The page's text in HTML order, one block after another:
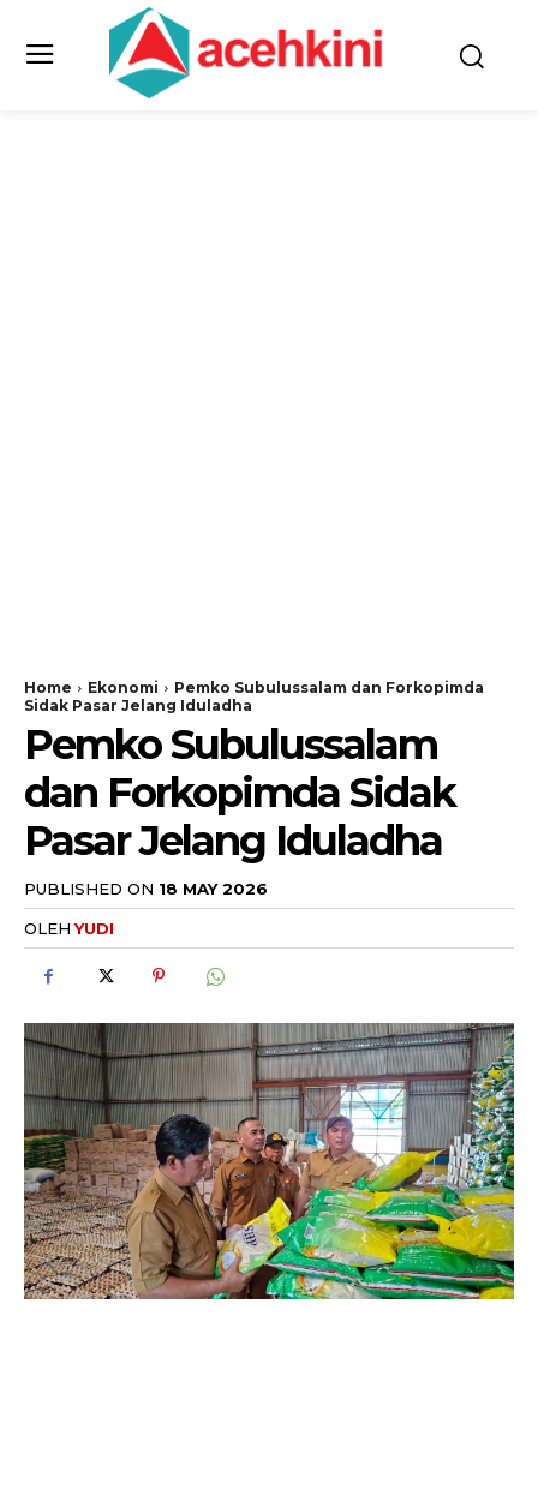
Home Ekonomi
Pemko Subulussalam dan Forkopimda
Sidak Pasar Jelang Iduladha
Pemko Subulussalam
dan Forkopimda Sidak
Pasar Jelang Iduladha
PUBLISHED ON 18 MAY 2026
OLEH YUDI